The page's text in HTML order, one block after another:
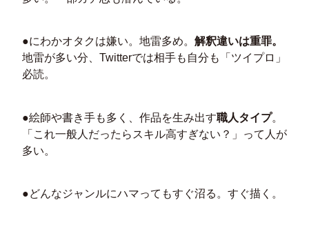
●にわかオタクは嫌い。地雷多め。 解釈違いは重罪。
地雷が多い分、Twitterでは相手も自分も「ツイプロ」
必読。
●絵師や書き手も多く、作品を生み出す職人タイプ。
「これ一般人だったらスキル高すぎない？」って人が
多い。
●どんなジャンルにハマってもすぐ沼る。すぐ描く。